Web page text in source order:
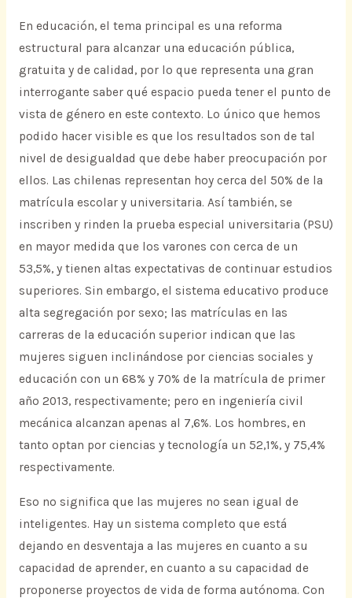
En educación, el tema principal es una reforma
estructural para alcanzar una educación pública,
gratuita y de calidad, por lo que representa una gran
interrogante saber qué espacio pueda tener el punto de
vista de género en este contexto. Lo único que hemos
podido hacer visible es que los resultados son de tal
nivel de desigualdad que debe haber preocupación por
ellos. Las chilenas representan hoy cerca del 50% de la
matrícula escolar y universitaria. Así también, se
inscriben y rinden la prueba especial universitaria (PSU)
en mayor medida que los varones con cerca de un
53,5%, y tienen altas expectativas de continuar estudios
superiores. Sin embargo, el sistema educativo produce
alta segregación por sexo; las matrículas en las
carreras de la educación superior indican que las
mujeres siguen inclinándose por ciencias sociales y
educación con un 68% y 70% de la matrícula de primer
año 2013, respectivamente; pero en ingeniería civil
mecánica alcanzan apenas al 7,6%. Los hombres, en
tanto optan por ciencias y tecnología un 52,1%, y 75,4%
respectivamente.
Eso no significa que las mujeres no sean igual de
inteligentes. Hay un sistema completo que está
dejando en desventaja a las mujeres en cuanto a su
capacidad de aprender, en cuanto a su capacidad de
proponerse proyectos de vida de forma autónoma. Con